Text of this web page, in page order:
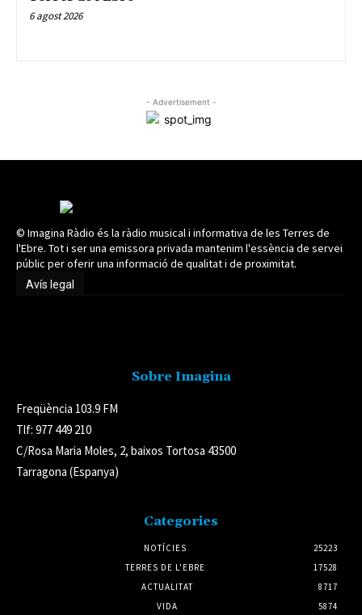
6 agost 2026
- Advertisement -
© Imagina Ràdio és la ràdio musical i informativa de les Terres de
l'Ebre. Tot i ser una emissora privada mantenim l'essència de servei
públic per oferir una informació de qualitat i de proximitat.
Avís legal
Sobre Imagina
Freqüència 103.9 FM
Tlf: 977 449 210
C/Rosa Maria Moles, 2, baixos Tortosa 43500
Tarragona (Espanya)
Categories
NOTÍCIES
25223
TERRES DE L'EBRE
17528
ACTUALITAT
8717
VIDA
5874